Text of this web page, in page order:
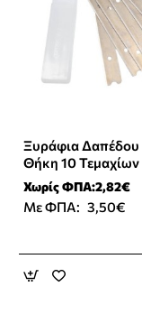
Ξυράφια Δαπέδου
Θήκη 10 Τεμαχίων
Χωρίς ΦΠΑ:2,82€
Με ΦΠΑ: 3,50€